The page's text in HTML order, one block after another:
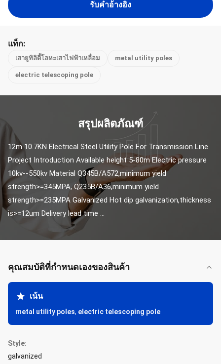
รับคําอ้างอิง
แท็ก:
เสายูทิลิตี้โลหะเสาไฟฟ้าเหลื่อม metal utility poles
electric telescoping pole
สรุปผลิตภัณฑ์
12m 10.7KN Electrical Steel Utility Pole For Transmission Line
Project Introduction Available height 5-80m Electric pressure
10kv--550kv Material Q345B/A572,minimum yield
strength>=345MPA, Q235B/A36,minimum yield
strength>=235MPA Galvanized Hot dip galvanization,thickness
is>=12um Delivery lead time ...
คุณสมบัติที่กําหนดเองของสินค้า
เน้น
metal utility poles, electric telescoping pole
Style:
galvanized